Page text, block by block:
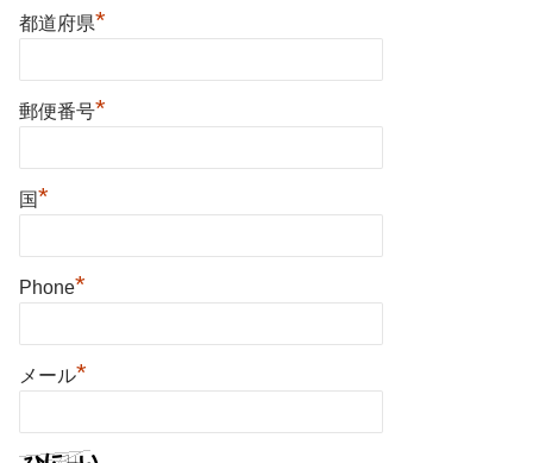
都道府県*
郵便番号*
国*
Phone*
メール*